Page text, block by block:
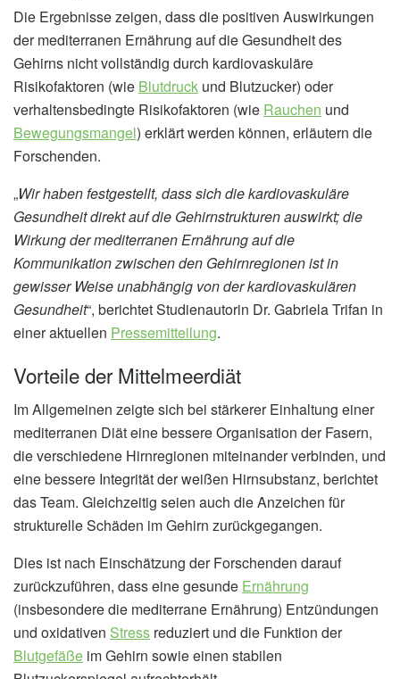
Die Ergebnisse zeigen, dass die positiven Auswirkungen
der mediterranen Ernährung auf die Gesundheit des
Gehirns nicht vollständig durch kardiovaskuläre
Risikofaktoren (wie Blutdruck und Blutzucker) oder
verhaltensbedingte Risikofaktoren (wie Rauchen und
Bewegungsmangel) erklärt werden können, erläutern die
Forschenden.
„Wir haben festgestellt, dass sich die kardiovaskuläre
Gesundheit direkt auf die Gehirnstrukturen auswirkt; die
Wirkung der mediterranen Ernährung auf die
Kommunikation zwischen den Gehirnregionen ist in
gewisser Weise unabhängig von der kardiovaskulären
Gesundheit“, berichtet Studienautorin Dr. Gabriela Trifan in
einer aktuellen Pressemitteilung.
Vorteile der Mittelmeerdiät
Im Allgemeinen zeigte sich bei stärkerer Einhaltung einer
mediterranen Diät eine bessere Organisation der Fasern,
die verschiedene Hirnregionen miteinander verbinden, und
eine bessere Integrität der weißen Hirnsubstanz, berichtet
das Team. Gleichzeitig seien auch die Anzeichen für
strukturelle Schäden im Gehirn zurückgegangen.
Dies ist nach Einschätzung der Forschenden darauf
zurückzuführen, dass eine gesunde Ernährung
(insbesondere die mediterrane Ernährung) Entzündungen
und oxidativen Stress reduziert und die Funktion der
Blutgefäße im Gehirn sowie einen stabilen